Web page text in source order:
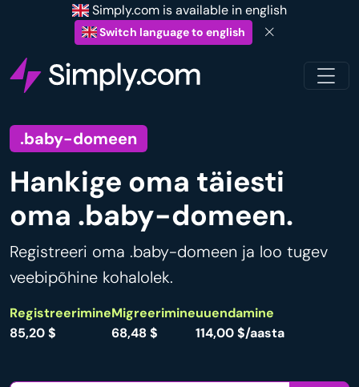
Simply.com is available in english
Switch language to english
.baby-domeen
Hankige oma täiesti
oma .baby-domeen.
Registreeri oma .baby-domeen ja loo tugev
veebipõhine kohalolek.
Registreerimine
85,20 $
Migreerimine
68,48 $
uuendamine
114,00 $/aasta